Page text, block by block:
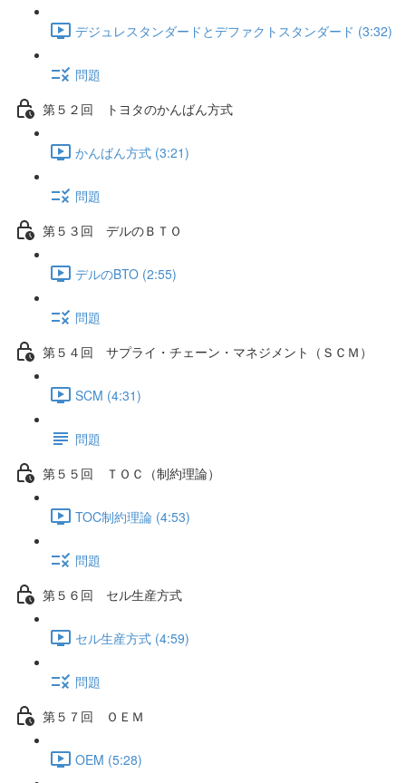
デジュレスタンダードとデファクトスタンダード (3:32)
問題
第５２回 トヨタのかんばん方式
かんばん方式 (3:21)
問題
第５３回 デルのＢＴＯ
デルのBTO (2:55)
問題
第５４回 サプライ・チェーン・マネジメント（ＳＣＭ）
SCM (4:31)
問題
第５５回 ＴＯＣ（制約理論）
TOC制約理論 (4:53)
問題
第５６回 セル生産方式
セル生産方式 (4:59)
問題
第５７回 ＯＥＭ
OEM (5:28)